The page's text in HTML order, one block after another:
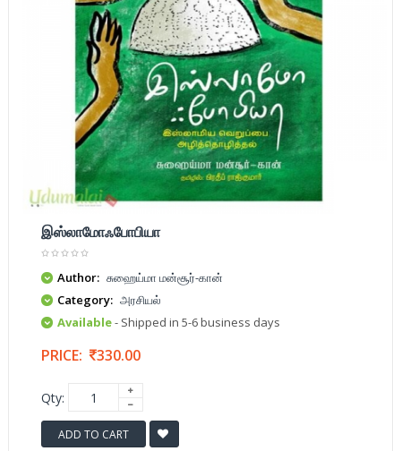
இஸ்லாமோஃபோபியா
Author: சுஹைய்மா மன்சூர்-கான்
Category: அரசியல்
Available- Shipped in 5-6 business days
PRICE: 330.00
Qty:
ADD TO CART